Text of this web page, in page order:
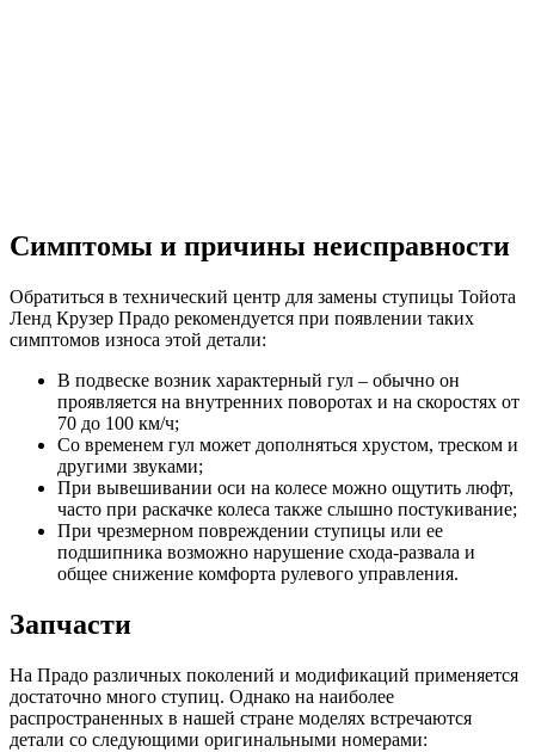
Симптомы и причины неисправности
Обратиться в технический центр для замены ступицы Тойота
Ленд Крузер Прадо рекомендуется при появлении таких
симптомов износа этой детали:
В подвеске возник характерный гул – обычно он
проявляется на внутренних поворотах и на скоростях от
70 до 100 км/ч;
Со временем гул может дополняться хрустом, треском и
другими звуками;
При вывешивании оси на колесе можно ощутить люфт,
часто при раскачке колеса также слышно постукивание;
При чрезмерном повреждении ступицы или ее
подшипника возможно нарушение схода-развала и
общее снижение комфорта рулевого управления.
Запчасти
На Прадо различных поколений и модификаций применяется
достаточно много ступиц. Однако на наиболее
распространенных в нашей стране моделях встречаются
детали со следующими оригинальными номерами: